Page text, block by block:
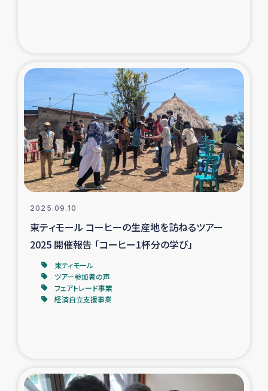
コーヒー生産者支援
アイナロ県マウベシ郡でのコーヒー畑改善事業
ベイルート大規模爆発被災者支援
女性の生計向上支援
2025.09.10
東ティモール コーヒーの生産地を訪ねるツアー
2025 開催報告 「コーヒー1杯分の学び」
東ティモール
ツアー参加者の声
フェアトレード事業
経済自立支援事業